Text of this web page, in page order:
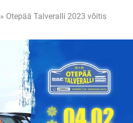
» Otepää Talveralli 2023 võitis